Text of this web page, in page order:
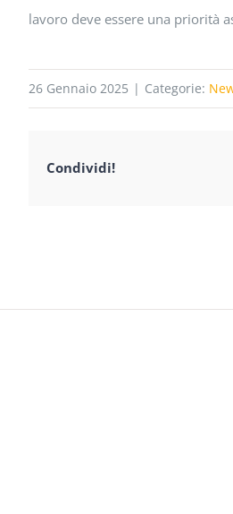
lavoro deve essere una priorità
26 Gennaio 2025 | Categorie:
Condividi!